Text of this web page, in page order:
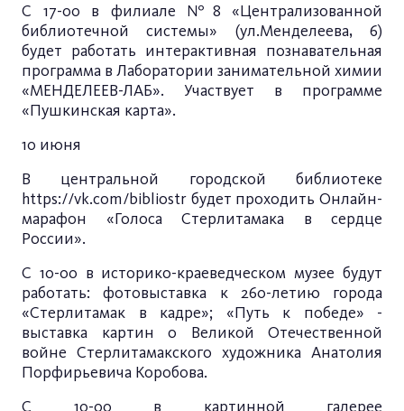
С 17-00 в филиале №8 «Централизованной
библиотечной системы» (ул.Менделеева, 6)
будет работать интерактивная познавательная
программа в Лаборатории занимательной химии
«МЕНДЕЛЕЕВ-ЛАБ». Участвует в программе
«Пушкинская карта».
10 июня
В центральной городской библиотеке
https://vk.com/bibliostr будет проходить Онлайн-
марафон «Голоса Стерлитамака в сердце
России».
С 10-00 в историко-краеведческом музее будут
работать: фотовыставка к 260-летию города
«Стерлитамак в кадре»; «Путь к победе» -
выставка картин о Великой Отечественной
войне Стерлитамакского художника Анатолия
Порфирьевича Коробова.
С 10-00 в картинной галерее